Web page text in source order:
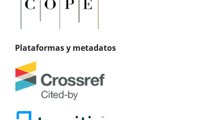
Plataformas y metadatos